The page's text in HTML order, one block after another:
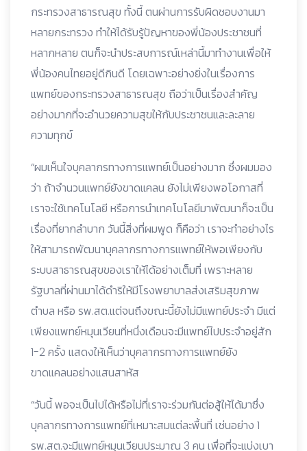
กระทรวงสาธารณสุข ทั้งนี้ ตนผ่านการรับผิดชอบงานมา
หลายกระทรวง ทำให้ได้รับรู้ปัญหาของพี่น้องประชาชนที่
หลากหลาย ตนก็จะนำประสบการณ์เหล่านี้มาทำงานเพื่อให้
พี่น้องคนไทยอยู่ดีกินดี โดยเฉพาะอย่างยิ่งในเรื่องการ
แพทย์ของกระทรวงสาธารณสุข ถือว่าเป็นเรื่องสำคัญ
อย่างมากที่จะอำนวยความสุขให้กับประชาชนและละลาย
ความทุกข์
“ผมเห็นใจบุคลากรทางการแพทย์เป็นอย่างมาก ซึ่งผมมอง
ว่า ถ้าจำนวนแพทย์ยังขาดแคลน ยังไม่เพียงพอโอกาสที่
เราจะใช้เทคโนโลยี หรือการนำเทคโนโลยีมาพัฒนาก็จะเป็น
เรื่องที่ยากลำบาก วันนี้สิ่งที่ผมพูด ก็คือว่า เราจะทำอย่างไร
ให้สามารถพัฒนาบุคลากรทางการแพทย์ให้พอเพียงกับ
ระบบสาธารณสุขของเราให้ได้อย่างเต็มที่ เพราะหลาย
รัฐบาลที่ผ่านมาได้ดำริให้มีโรงพยาบาลส่งเสริมสุขภาพ
ตำบล หรือ รพ.สต.แต่จนถึงขณะนี้ยังไม่มีแพทย์ประจำ มีแต่
เพียงแพทย์หมุนเวียนที่หนึ่งเดือนจะมีแพทย์ไปประจำอยู่สัก
1-2 ครั้ง แสดงให้เห็นว่าบุคลากรทางการแพทย์ยัง
ขาดแคลนอย่างแสนสาหัส
“วันนี้ พอจะเป็นไปได้หรือไม่ที่เราจะร่วมกันต่อสู้ให้ได้มาซึ่ง
บุคลากรทางการแพทย์ที่เหมาะสมแต่ละพื้นที่ เช่นอย่าง 1
รพ.สต.จะมีแพทย์หมุนเวียนประมาณ 3 คน เพื่อที่จะแบ่งเบา